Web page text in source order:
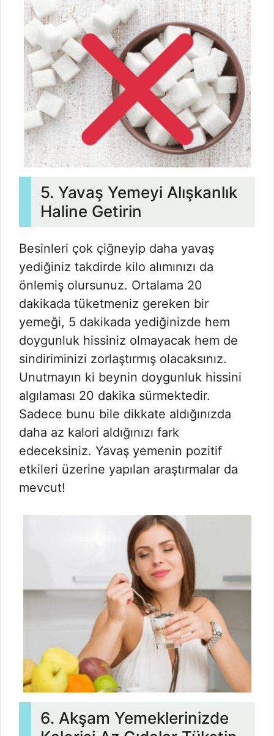
5. Yavaş Yemeyi Alışkanlık
Haline Getirin
Besinleri çok çiğneyip daha yavaş
yediğiniz takdirde kilo alımınızı da
önlemiş olursunuz. Ortalama 20
dakikada tüketmeniz gereken bir
yemeği, 5 dakikada yediğinizde hem
doygunluk hissiniz olmayacak hem de
sindiriminizi zorlaştırmış olacaksınız.
Unutmayın ki beynin doygunluk hissini
algılaması 20 dakika sürmektedir.
Sadece bunu bile dikkate aldığınızda
daha az kalori aldığınızı fark
edeceksiniz. Yavaş yemenin pozitif
etkileri üzerine yapılan araştırmalar da
mevcut!
6. Akşam Yemeklerinizde